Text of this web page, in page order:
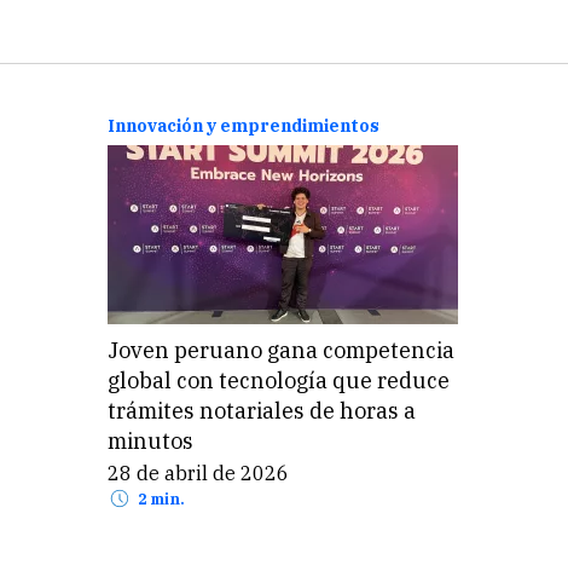
Innovación y emprendimientos
Joven peruano gana competencia
global con tecnología que reduce
trámites notariales de horas a
minutos
28 de abril de 2026
2 min.